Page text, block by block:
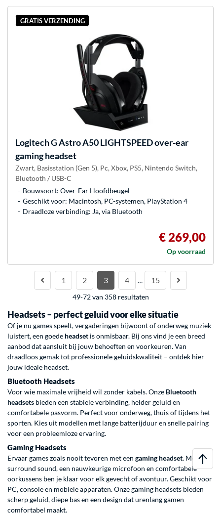
GRATIS VERZENDING
Logitech GAstro A50 LIGHTSPEED over-ear
gaming headset
Zwart, Basisstation (Gen 5), Pc, Xbox, PS5, Nintendo Switch,
Bluetooth / USB-C
Bouwsoort: Over-Ear Hoofdbeugel
Geschikt voor: Macintosh, PC-systemen, PlayStation 4
Draadloze verbinding: Ja, via Bluetooth
€ 269,00
Op voorraad
1 2 3 4 … 15
49-72 van 358 resultaten
Headsets – perfect geluid voor elke situatie
Of je nu games speelt, vergaderingen bijwoont of onderweg muziek
luistert, een goede headset is onmisbaar. Bij ons vind je een breed
aanbod dat aansluit bij jouw behoeften en voorkeuren. Van
draadloos gemak tot professionele geluidskwaliteit – ontdek hier
jouw ideale headset.
Bluetooth Headsets
Voor wie maximale vrijheid wil zonder kabels. Onze Bluetooth
headsets bieden een stabiele verbinding, helder geluid en
comfortabele pasvorm. Perfect voor onderweg, thuis of tijdens het
sporten. Kies uit modellen met lange batterijduur en snelle pairing
voor een probleemloze ervaring.
Gaming Headsets
Ervaar games zoals nooit tevoren met een gaming headset. Met
surround sound, een nauwkeurige microfoon en comfortabele
oorkussens ben je klaar voor elk gevecht of avontuur. Geschikt voor
PC, console en mobiele apparaten. Onze gaming headsets bieden
scherp geluid, diepe bas en een design dat urenlang gamen
comfortabel maakt.